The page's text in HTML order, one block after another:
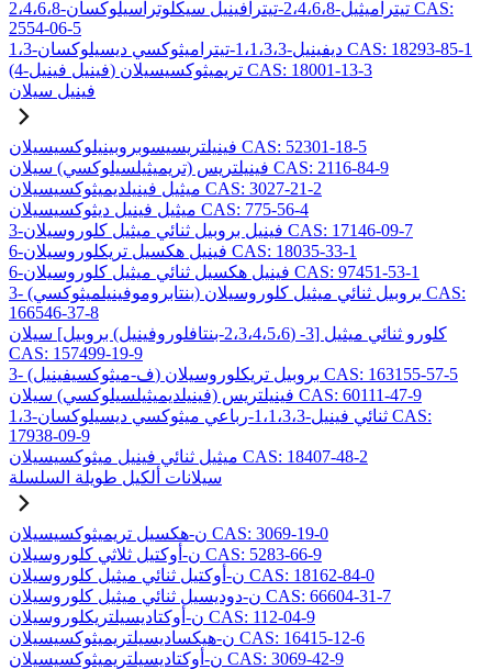
2،4،6،8-تيتراميثيل-2،4،6،8-تيترافينيل سيكلوتراسيلوكسان CAS:
2554-06-5
1،3-ديفينيل-1،1،3،3-تيتراميثوكسي ديسيلوكسان CAS: 18293-85-1
(4-فينيل فينيل) تريميثوكسيسيلان CAS: 18001-13-3
فينيل سيلان
فينيلتريسيسوبروبينيلوكسيسيلان CAS: 52301-18-5
فينيلتريس (تريميثيلسيلوكسي) سيلان CAS: 2116-84-9
ميثيل فينيلديميثوكسيسيلان CAS: 3027-21-2
ميثيل فينيل ديثوكسيسيلان CAS: 775-56-4
3-فينيل بروبيل ثنائي ميثيل كلوروسيلان CAS: 17146-09-7
6-فينيل هكسيل تريكلوروسيلان CAS: 18035-33-1
6-فينيل هكسيل ثنائي ميثيل كلوروسيلان CAS: 97451-53-1
3- (بنتابروموفينيلميثوكسي) بروبيل ثنائي ميثيل كلوروسيلان CAS:
166546-37-8
كلورو ثنائي ميثيل [3- (2،3،4،5،6-بنتافلوروفينيل) بروبيل] سيلان
CAS: 157499-19-9
3- (ف-ميثوكسيفينيل) بروبيل تريكلوروسيلان CAS: 163155-57-5
فينيلتريس (فينيلديميثيلسيلوكسي) سيلان CAS: 60111-47-9
1،3-ثنائي فينيل-1،1،3،3-رباعي ميثوكسي ديسيلوكسان CAS:
17938-09-9
ميثيل ثنائي فينيل ميثوكسيسيلان CAS: 18407-48-2
سيلانات ألكيل طويلة السلسلة
ن-هكسيل تريميثوكسيسيلان CAS: 3069-19-0
ن-أوكتيل ثلاثي كلوروسيلان CAS: 5283-66-9
ن-أوكتيل ثنائي ميثيل كلوروسيلان CAS: 18162-84-0
ن-دوديسيل ثنائي ميثيل كلوروسيلان CAS: 66604-31-7
ن-أوكتاديسيلتريكلوروسيلان CAS: 112-04-9
ن-هيكساديسيلتريميثوكسيسيلان CAS: 16415-12-6
ن-أوكتاديسيلتريميثوكسيسيلان CAS: 3069-42-9